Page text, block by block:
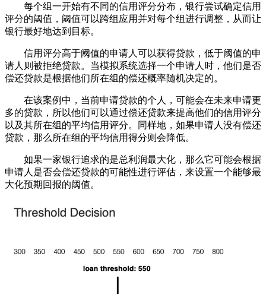
每个组一开始有不同的信用评分分布，银行尝试确定信用
评分的阈值，阈值可以跨组应用并对每个组进行调整，从而让
银行最好地达到目标。
信用评分高于阈值的申请人可以获得贷款，低于阈值的申
请人则被拒绝贷款。当模拟系统选择一个申请人时，他们是否
偿还贷款是根据他们所在组的偿还概率随机决定的。
在该案例中，当前申请贷款的个人，可能会在未来申请更
多的贷款，所以他们可以通过偿还贷款来提高他们的信用评分
以及其所在组的平均信用评分。同样地，如果申请人没有偿还
贷款，那么所在组的平均信用得分则会降低。
如果一家银行追求的是总利润最大化，那么它可能会根据
申请人是否会偿还贷款的可能性进行评估，来设置一个能够最
大化预期回报的阈值。